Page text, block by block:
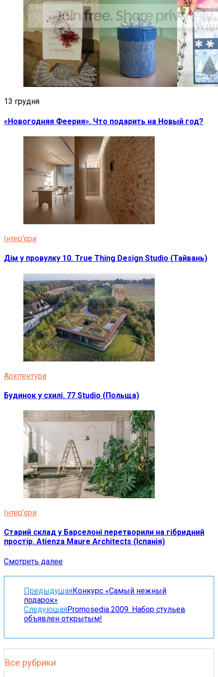
13 грудня
«Новогодняя Феерия». Что подарить на Новый год?
Інтер'єри
Дім у провулку 10. True Thing Design Studio (Тайвань)
Архітектура
Будинок у схилі. 77 Studio (Польща)
Інтер'єри
Старий склад у Барселоні перетворили на гібридний
простір. Atienza Maure Architects (Іспанія)
Смотреть далее
ПредыдущаяКонкурс «Самый нежный
подарок»
СледующаяPromosedia 2009. Набор стульев
объявлен открытым!
Все рубрики